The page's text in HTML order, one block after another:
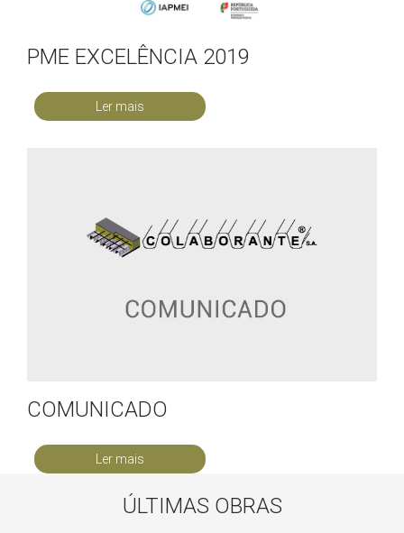
PME EXCELÊNCIA 2019
Ler mais
COMUNICADO
Ler mais
ÚLTIMAS OBRAS